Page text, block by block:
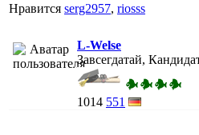
Нравится serg2957, riosss
L-Welse
Завсегдатай,
1014 551